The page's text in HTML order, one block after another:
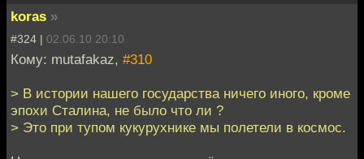
koras »
#324 | 02.06.10 20:10
Кому: mutafakaz, #310
> В истории нашего государства ничего иного, кроме
эпохи Сталина, не было что ли ?
> Это при тупом кукурухнике мы полетели в космос.